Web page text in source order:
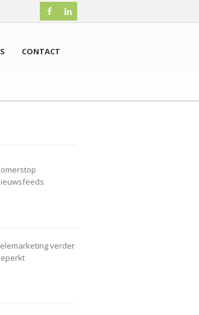
CONTACT
verder